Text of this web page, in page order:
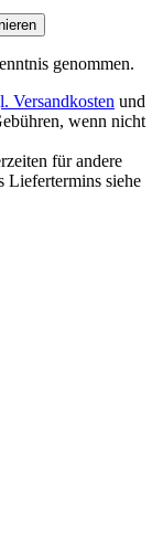
genommen.
Versandkosten und
wenn nicht
für andere
Liefertermins siehe